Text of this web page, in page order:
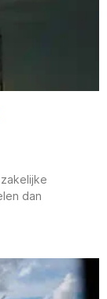
dan